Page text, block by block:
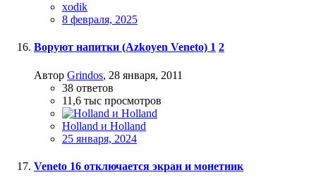
xodik
8 февраля, 2025
Воруют напитки (Azkoyen Veneto) 1 2
Автор Grindos, 28 января, 2011
38 ответов
11,6 тыс просмотров
Holland и Holland
25 января, 2024
Veneto 16 отключается экран и монетник